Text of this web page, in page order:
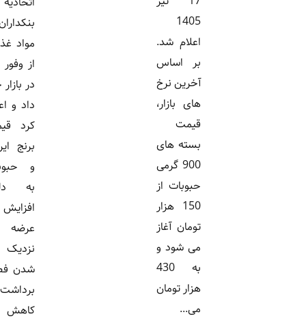
1405
اعلام شد.
بر اساس
آخرین نرخ
های بازار،
قیمت
بسته های
900 گرمی
حبوبات از
150 هزار
تومان آغاز
می شود و
به 430
هزار تومان
می...
بنکداران
مواد غذایی
از وفور کالا
در بازار خبر
داد و اعلام
کرد قیمت
برنج ایرانی
و حبوبات
به دلیل
افزایش
عرضه و
نزدیک
شدن فصل
برداشت با
کاهش